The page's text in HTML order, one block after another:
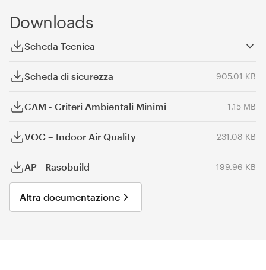
Downloads
Scheda Tecnica
Scheda di sicurezza 905.01 KB
CAM - Criteri Ambientali Minimi 1.15 MB
VOC – Indoor Air Quality 231.08 KB
AP - Rasobuild 199.96 KB
Altra documentazione